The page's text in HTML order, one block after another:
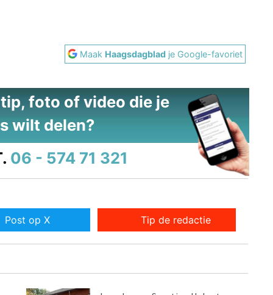
Maak Haagsdagblad je Google-favoriet
foto of video die je
wilt delen?
06 - 574 71 321
Post op X Tip de redactie